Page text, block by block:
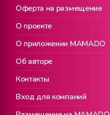
О проекте
Вход для компаний
О приложении MAMADO
Об авторе
Оферта на размещение
Контакты